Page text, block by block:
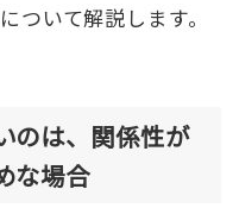
ついて解説します。
のは、関係性が
な場合